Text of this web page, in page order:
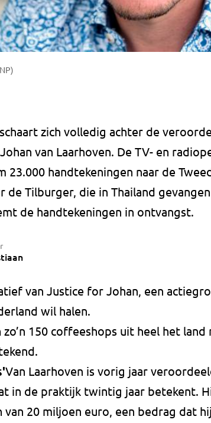
zich volledig achter de
van Laarhoven. De TV- en
23.000 handtekeningen naar de
de Tilburger, die in Thailand
de handtekeningen in ontvangst.
van Justice for Johan, een
wil halen.
150 coffeeshops uit heel het
Van Laarhoven is vorig jaar
in de praktijk twintig jaar betekent.
20 miljoen euro, een bedrag dat